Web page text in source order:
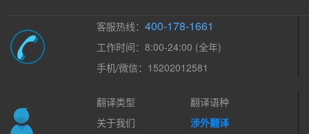
客服热线：400-178-1661
工作时间：8:00-24:00 (全年)
手机/微信：15202012581
翻译类型
翻译语种
关于我们
涉外翻译